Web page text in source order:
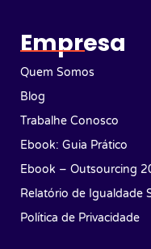
Empresa
Quem Somos
Blog
Trabalhe Conosco
Ebook: Guia Prático
Ebook – Outsourcing
Relatório de Igualdade
Política de Privacidade